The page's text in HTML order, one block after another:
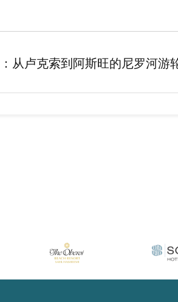
：从卢克索到阿斯旺的尼罗河游